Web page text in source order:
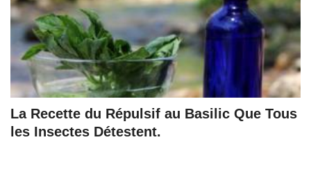
La Recette du Répulsif au Basilic Que Tous
les Insectes Détestent.